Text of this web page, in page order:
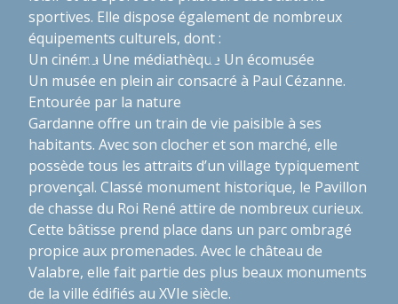
sportives. Elle dispose également de nombreux
équipements culturels, dont :
Un cinéma Une médiathèque Un écomusée
Un musée en plein air consacré à Paul Cézanne.
Entourée par la nature
Gardanne offre un train de vie paisible à ses
habitants. Avec son clocher et son marché, elle
possède tous les attraits d’un village typiquement
provençal. Classé monument historique, le Pavillon
de chasse du Roi René attire de nombreux curieux.
Cette bâtisse prend place dans un parc ombragé
propice aux promenades. Avec le château de
Valabre, elle fait partie des plus beaux monuments
de la ville édifiés au XVIe siècle.